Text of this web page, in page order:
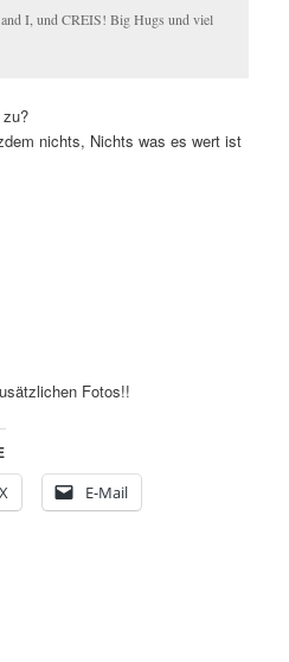
I, und CREIS! Big Hugs und viel
nichts, Nichts was es wert ist
Fotos!!
X E-Mail